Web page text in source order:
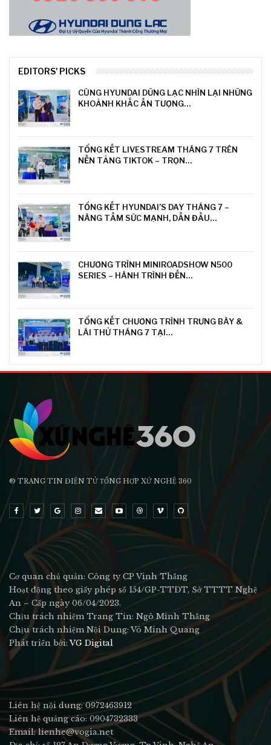
EDITORS' PICKS
CÙNG HYUNDAI DŨNG LẠC NHÌN LẠI NHỮNG
KHOẢNH KHẮC ẤN TƯỢNG…
TỔNG KẾT LIVESTREAM THÁNG 7 TRÊN
NỀN TẢNG TIKTOK – TRỌN…
TỔNG KẾT HYUNDAI’S DAY THÁNG 7 –
NÂNG TẦM SỨC MẠNH, DẪN ĐẦU…
CHƯƠNG TRÌNH MINIROADSHOW N500
SERIES – HÀNH TRÌNH ĐẾN…
TỔNG KẾT CHƯƠNG TRÌNH TRƯNG BÀY &
LÁI THỬ THÁNG 7 TẠI…
® TRANG TIN ĐIỆN TỬ ТỔNG HỢP XỨ NGHỆ 360
Cơ quan chủ quản: Công ty CP Vinh Thắng
Hoạt động theo giấy phép số 154/GP-TTĐT, Sở TTTT Nghệ
An – Cấp ngày 06/04/2023.
Chịu trách nhiệm Trang Tin: Ngô Minh Thắng
Chịu trách nhiệm Nội Dung: Võ Minh Quang
Phát triển bởi:VG Digital
Liên hệ nội dung: 0972463912
Liên hệ quảng cáo: 0904732333
Email: lienhe@vogia.net